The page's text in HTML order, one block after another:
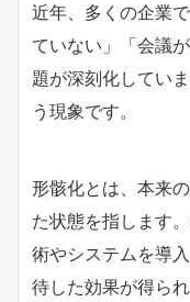
近年、多くの企業
ていない」「会議
題が深刻化してい
う現象です。
形骸化とは、本来
た状態を指します
術やシステムを導
待した効果が得ら